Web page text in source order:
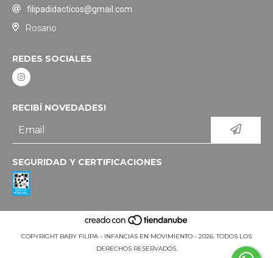
filipadidacticos@gmail.com
Rosario
REDES SOCIALES
RECIBÍ NOVEDADES!
SEGURIDAD Y CERTIFICACIONES
COPYRIGHT BABY FILIPA - INFANCIAS EN MOVIMIENTO - 2026. TODOS LOS
DERECHOS RESERVADOS.